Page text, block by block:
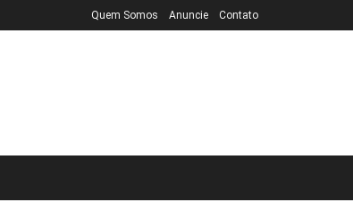
Quem Somos Anuncie Contato